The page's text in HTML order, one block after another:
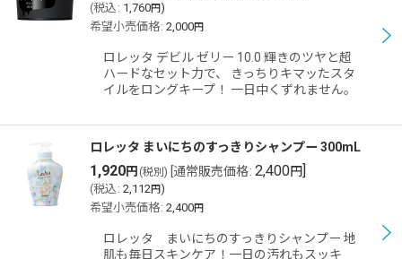
(税込 : 1,760円)
希望小売価格: 2,000円
ロレッタ デビル ゼリー 10.0 輝きのツヤと超
ハードなセット力で、 きっちりキマッたスタ
イルをロングキープ！ 一日中くずれません。
ロレッタ まいにちのすっきりシャンプー 300mL
1,920円 (税別) 通常販売価格: 2,400円]
(税込 : 2,112円)
希望小売価格: 2,400円
ロレッタ まいにちのすっきりシャンプー 地
肌も毎日スキンケア！一日の汚れもスッキ